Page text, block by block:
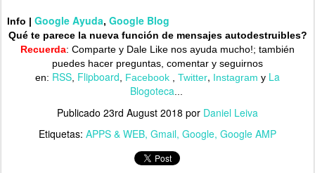
Info | Google Ayuda, Google Blog
Qué te parece la nueva función de mensajes autodestruibles?
Recuerda: Comparte y Dale Like nos ayuda mucho!; también
puedes hacer preguntas, comentar y seguirnos
en: RSS Flipboard Facebook Twitter, Instagram y La
Blogoteca
Publicado 23rd August 2018 por Daniel Leiva
Etiquetas: APPS & WEB Gmail Google Google AMP